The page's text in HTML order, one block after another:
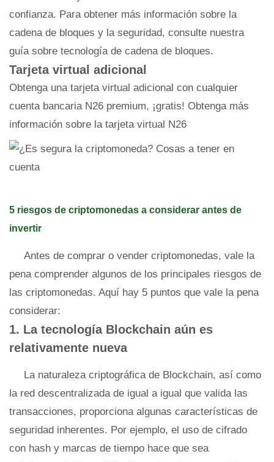
confianza. Para obtener más información sobre la
cadena de bloques y la seguridad, consulte nuestra
guía sobre tecnología de cadena de bloques.
Tarjeta virtual adicional
Obtenga una tarjeta virtual adicional con cualquier
cuenta bancaria N26 premium, ¡gratis! Obtenga más
información sobre la tarjeta virtual N26
5 riesgos de criptomonedas a considerar antes de
invertir
Antes de comprar o vender criptomonedas, vale la
pena comprender algunos de los principales riesgos de
las criptomonedas. Aquí hay 5 puntos que vale la pena
considerar:
1. La tecnología Blockchain aún es
relativamente nueva
La naturaleza criptográfica de Blockchain, así como
la red descentralizada de igual a igual que valida las
transacciones, proporciona algunas características de
seguridad inherentes. Por ejemplo, el uso de cifrado
con hash y marcas de tiempo hace que sea